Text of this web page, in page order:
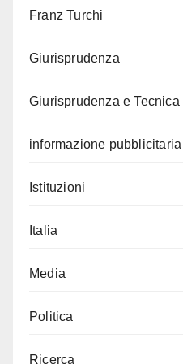
Franz Turchi
Giurisprudenza
Giurisprudenza e
informazione pubblicitaria
Istituzioni
Italia
Media
Politica
Ricerca